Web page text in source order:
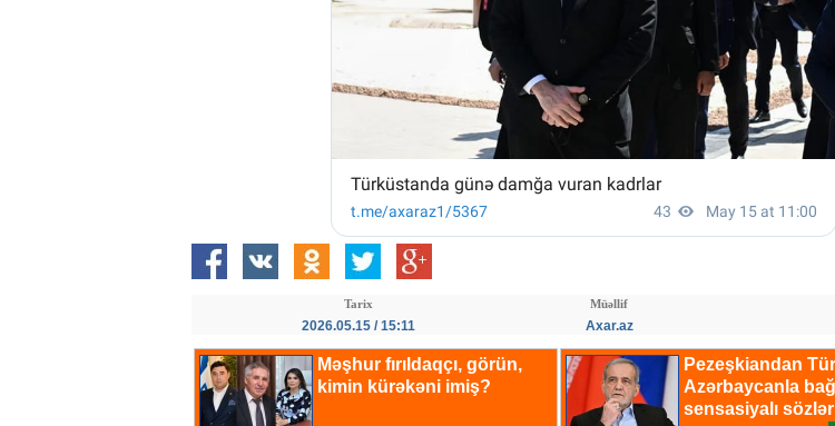
Tarix
2026.05.15 / 15:11
Müəllif
Axar.az